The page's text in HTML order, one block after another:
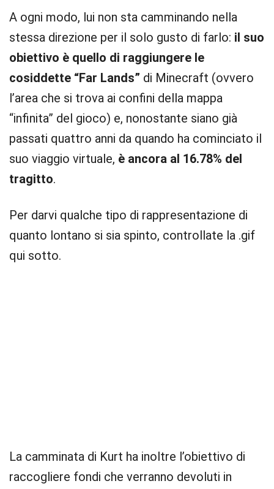
A ogni modo, lui non sta camminando nella
stessa direzione per il solo gusto di farlo: il suo
obiettivo è quello di raggiungere le
cosiddette “Far Lands” di Minecraft (ovvero
l’area che si trova ai confini della mappa
“infinita” del gioco) e, nonostante siano già
passati quattro anni da quando ha cominciato il
suo viaggio virtuale, è ancora al 16.78% del
tragitto.
Per darvi qualche tipo di rappresentazione di
quanto lontano si sia spinto, controllate la .gif
qui sotto.
La camminata di Kurt ha inoltre l’obiettivo di
raccogliere fondi che verranno devoluti in